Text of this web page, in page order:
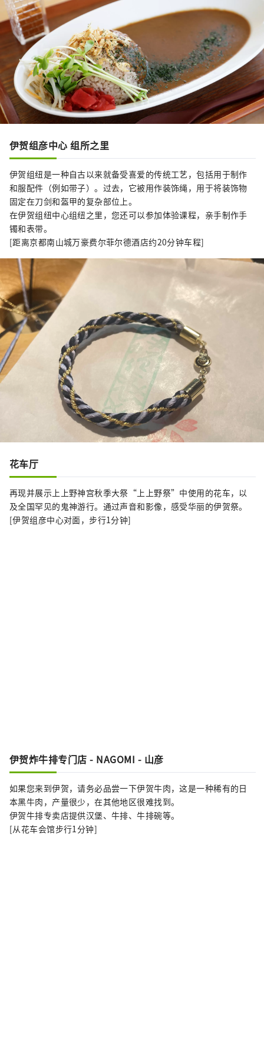
伊贺组彦中心 组所之里
伊贺组纽是一种自古以来就备受喜爱的传统工艺，包括用于制作
和服配件（例如带子）。过去，它被用作装饰绳，用于将装饰物
固定在刀剑和盔甲的复杂部位上。
在伊贺组纽中心组纽之里，您还可以参加体验课程，亲手制作手
镯和表带。
[距离京都南山城万豪费尔菲尔德酒店约20分钟车程]
花车厅
再现并展示上上野神宫秋季大祭“上上野祭”中使用的花车，以
及全国罕见的鬼神游行。通过声音和影像，感受华丽的伊贺祭。
[伊贺组彦中心对面，步行1分钟]
伊贺炸牛排专门店 - NAGOMI - 山彦
如果您来到伊贺，请务必品尝一下伊贺牛肉，这是一种稀有的日
本黑牛肉，产量很少，在其他地区很难找到。
伊贺牛排专卖店提供汉堡、牛排、牛排碗等。
[从花车会馆步行1分钟]